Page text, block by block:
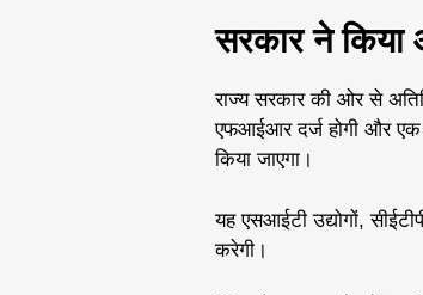
सरकार ने किया
राज्य सरकार की ओर से
एफआईआर दर्ज होगी और एक
किया जाएगा।
यह एसआईटी उद्योगों,
करेगी।